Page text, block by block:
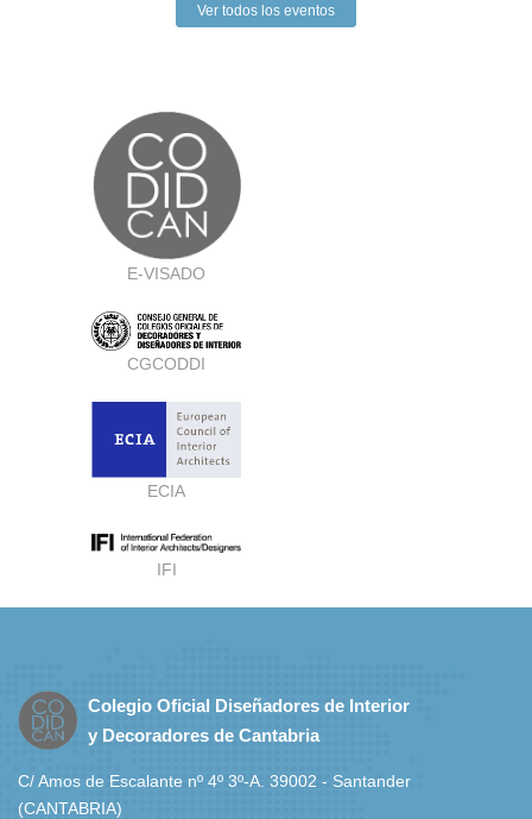
Ver todos los eventos
E-VISADO
CGCODDI
ECIA
IFI
Colegio Oficial Diseñadores de Interior
y Decoradores de Cantabria
C/ Amos de Escalante nº 4º 3º-A. 39002 - Santander
(CANTABRIA)